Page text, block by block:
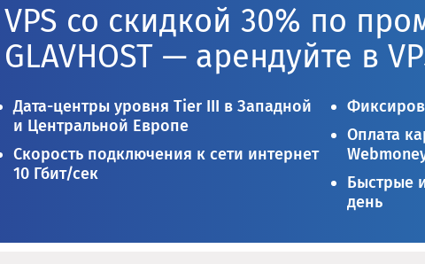
VPS со скидкой 30% по
GLAVHOST — арендуйте в
Дата-центры уровня Tier III в Западной
и Центральной Европе
Скорость подключения к сети интернет
10 Гбит/сек
Оплата
Быстрые
день